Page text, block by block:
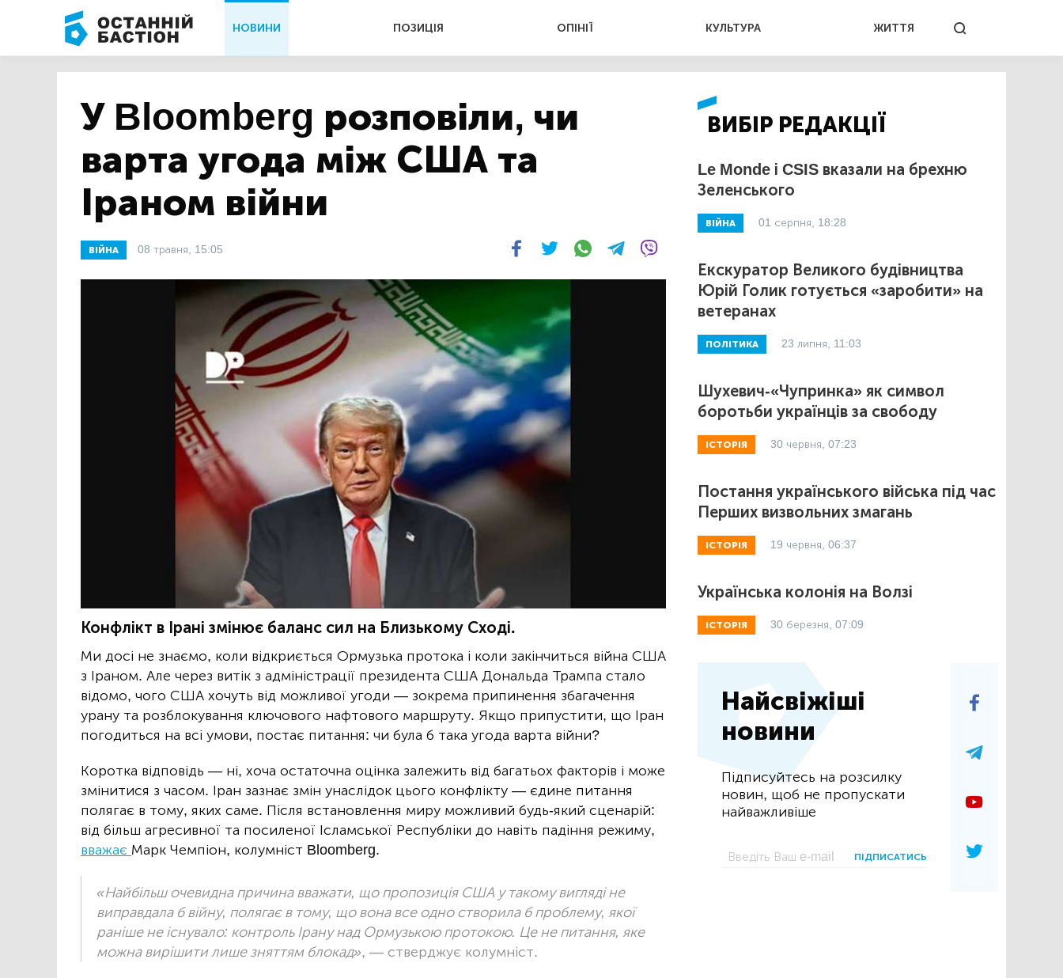
НОВИНИ ПОЗИЦІЯ ОПІНІЇ КУЛЬТУРА ЖИТТЯ
У Bloomberg розповіли, чи
варта угода між США та
Іраном війни
ВІЙНА 08 травня, 15:05
Конфлікт в Ірані змінює баланс сил на Близькому Сході.
Ми досі не знаємо, коли відкриється Ормузька протока і коли закінчиться війна США
з Іраном. Але через витік з адміністрації президента США Дональда Трампа стало
відомо, чого США хочуть від можливої угоди — зокрема припинення збагачення
урану та розблокування ключового нафтового маршруту. Якщо припустити, що Іран
погодиться на всі умови, постає питання: чи була б така угода варта війни?
Коротка відповідь — ні, хоча остаточна оцінка залежить від багатьох факторів і може
змінитися з часом. Іран зазнає змін унаслідок цього конфлікту — єдине питання
полягає в тому, яких саме. Після встановлення миру можливий будь-який сценарій:
від більш агресивної та посиленої Ісламської Республіки до навіть падіння режиму,
вважає Марк Чемпіон, колумніст Bloomberg.
«Найбільш очевидна причина вважати, що пропозиція США у такому вигляді не
виправдала б війну, полягає в тому, що вона все одно створила б проблему, якої
раніше не існувало: контроль Ірану над Ормузькою протокою. Це не питання, яке
можна вирішити лише зняттям блокад», — стверджує колумніст.
ВИБІР РЕДАКЦІЇ
Le Monde і CSIS вказали на брехню
Зеленського
ВІЙНА 01 серпня, 18:28
Екскуратор Великого будівництва
Юрій Голик готується «заробити» на
ветеранах
ПОЛІТИКА 23 липня, 11:03
Шухевич-«Чупринка» як символ
боротьби українців за свободу
ІСТОРІЯ 30 червня, 07:23
Постання українського війська під час
Перших визвольних змагань
ІСТОРІЯ 19 червня, 06:37
Українська колонія на Волзі
ІСТОРІЯ 30 березня, 07:09
Найсвіжіші
новини
Підписуйтесь на розсилку
новин, щоб не пропускати
найважливіше
ПІДПИСАТИСЬ